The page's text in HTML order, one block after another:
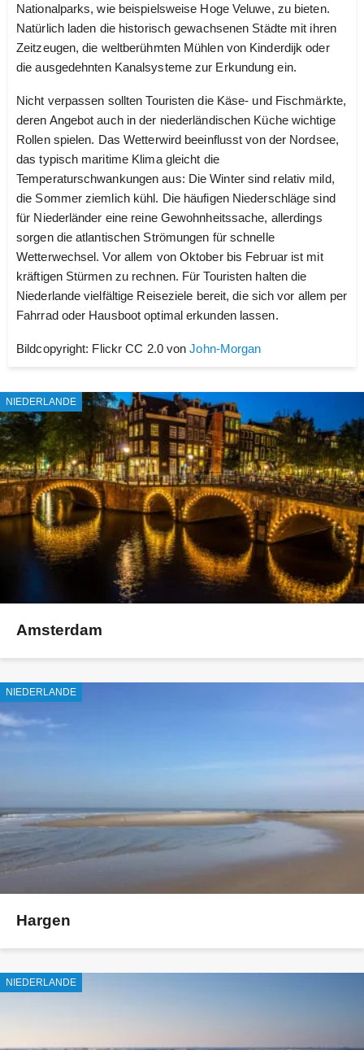
Nationalparks, wie beispielsweise Hoge Veluwe, zu bieten.
Natürlich laden die historisch gewachsenen Städte mit ihren
Zeitzeugen, die weltberühmten Mühlen von Kinderdijk oder
die ausgedehnten Kanalsysteme zur Erkundung ein.
Nicht verpassen sollten Touristen die Käse- und Fischmärkte,
deren Angebot auch in der niederländischen Küche wichtige
Rollen spielen. Das Wetterwird beeinflusst von der Nordsee,
das typisch maritime Klima gleicht die
Temperaturschwankungen aus: Die Winter sind relativ mild,
die Sommer ziemlich kühl. Die häufigen Niederschläge sind
für Niederländer eine reine Gewohnheitssache, allerdings
sorgen die atlantischen Strömungen für schnelle
Wetterwechsel. Vor allem von Oktober bis Februar ist mit
kräftigen Stürmen zu rechnen. Für Touristen halten die
Niederlande vielfältige Reiseziele bereit, die sich vor allem per
Fahrrad oder Hausboot optimal erkunden lassen.
Bildcopyright: Flickr CC 2.0 vonJohn-Morgan
NIEDERLANDE
Amsterdam
NIEDERLANDE
Hargen
NIEDERLANDE